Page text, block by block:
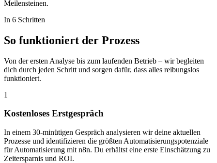
Meilensteinen.
In 6 Schritten
So funktioniert der Prozess
Von der ersten Analyse bis zum laufenden Betrieb – wir begleiten
dich durch jeden Schritt und sorgen dafür, dass alles reibungslos
funktioniert.
1
Kostenloses Erstgespräch
In einem 30-minütigen Gespräch analysieren wir deine aktuellen
Prozesse und identifizieren die größten Automatisierungspotenziale
für Automatisierung mit n8n. Du erhältst eine erste Einschätzung zu
Zeitersparnis und ROI.